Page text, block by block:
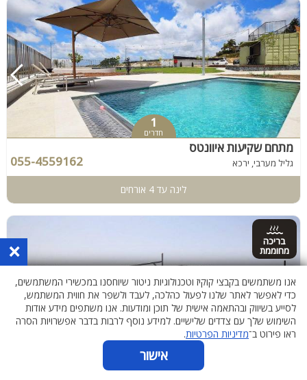
1
חדרים
מתחם שקיעות איוונטס
גליל מערבי, ירכא 055-4559162
לינה עד 4 אורחים
בריכה
מחוממת
4
חדרים
×
אנו משתמשים בקבצי קוקיז וטכנולוגיות ניטור שיוחסנו במכשירי המשתמשים,
כדי לאפשר לאתר שלנו לפעול כהלכה, לעבד ולשפר את חווית המשתמש,
לסייע בשיווק ובהתאמה אישית של תוכן ומודעות. אנו משתפים מידע אודות
השימוש שלך עם צדדים שלישיים. למידע נוסף לרבות בדבר אפשרויות הסרה
ראו פירוט ב־מדיניות הפרטיות.
אישור